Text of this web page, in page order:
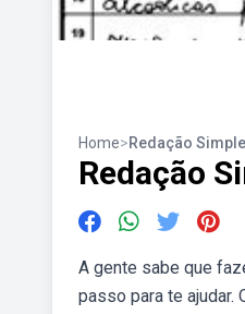
Home>Redação
Redação
A gente sabe que
passo para te ajudar.